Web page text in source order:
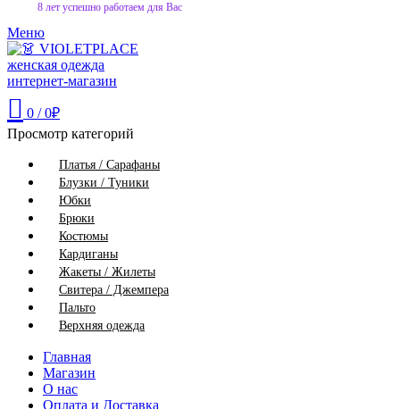
8 лет успешно работаем для Вас
Меню
0 / 0₽
Просмотр категорий
Платья / Сарафаны
Блузки / Туники
Юбки
Брюки
Костюмы
Кардиганы
Жакеты / Жилеты
Свитера / Джемпера
Пальто
Верхняя одежда
Главная
Магазин
О нас
Оплата и Доставка